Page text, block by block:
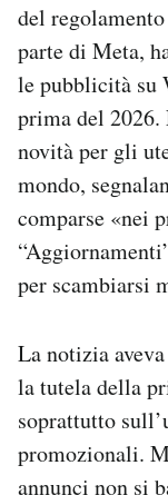
CALENDARIO
AREA
Area
Newsletter
Hai bisogno
del
parte di Meta,
le pubblicità su
prima del 2026.
novità per gli
mondo,
comparse «nei
per scambiarsi
La notizia
la tutela della
soprattutto
promozionali.
annunci non si